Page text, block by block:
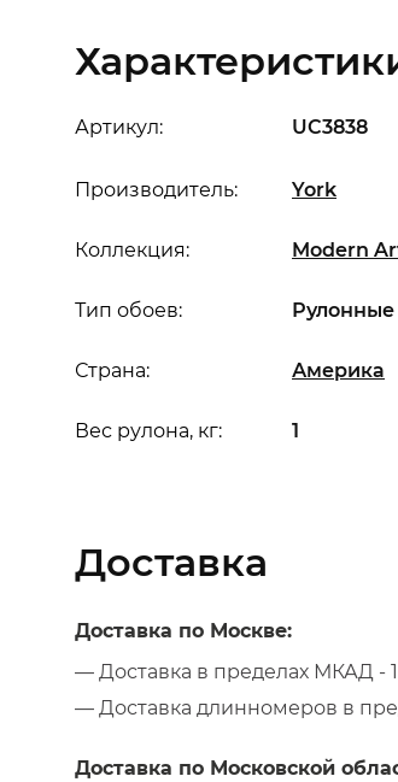
Артикул: UC3838
Производитель: York
Коллекция: Modern
Вес рулона, кг: 1
Страна: Америка
Тип обоев: Рулонные
Доставка
Доставка по Москве:
— Доставка в пределах МКАД -
— Доставка длинномеров в
Доставка по Московской